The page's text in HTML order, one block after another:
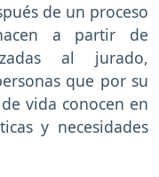
de un proceso
a partir de
al jurado,
que por su
vida conocen en
y necesidades